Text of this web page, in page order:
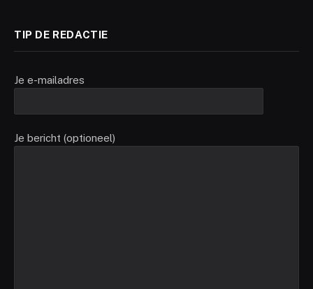
TIP DE REDACTIE
Je e-mailadres
Je bericht (optioneel)